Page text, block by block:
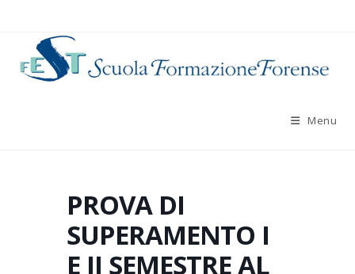
contenuto
Menu
PROVA DI
SUPERAMENTO I
E II SEMESTRE AL